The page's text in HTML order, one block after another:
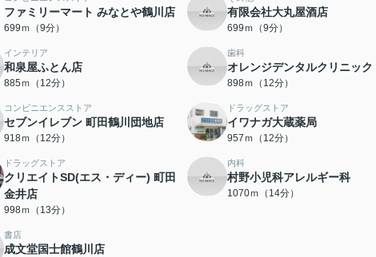
ファミリーマート みなとや鶴川店
699ｍ（9分）
有限会社大丸屋酒店
699ｍ（9分）
インテリア
和泉屋ふとん店
885ｍ（12分）
歯科
オレンジデンタルクリニック
898ｍ（12分）
コンビニエンスストア
セブンイレブン 町田鶴川団地店
918ｍ（12分）
ドラッグストア
イワナガ大蔵薬局
957ｍ（12分）
ドラッグストア
クリエイトSD(エス・ディー) 町田
金井店
998ｍ（13分）
内科
村野小児科アレルギー科
1070ｍ（14分）
書店
成文堂国士館鶴川店